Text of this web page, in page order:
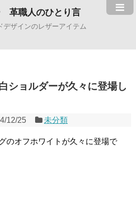
革職人のひとり言
デザインのレザーアイテム
ショルダーが久々に登場し
12/25 未分類
のオフホワイトが久々に登場で